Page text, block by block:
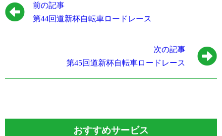
前の記事
第44回道新杯自転車ロードレース
次の記事
第45回道新杯自転車ロードレース
おすすめサービス